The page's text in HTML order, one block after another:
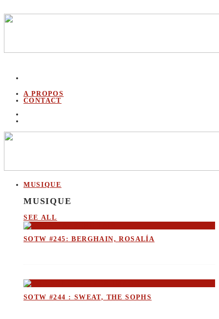
A PROPOS
CONTACT
MUSIQUE
MUSIQUE
SEE ALL
SOTW #245: BERGHAIN, ROSALÍA
SOTW #244 : SWEAT, THE SOPHS